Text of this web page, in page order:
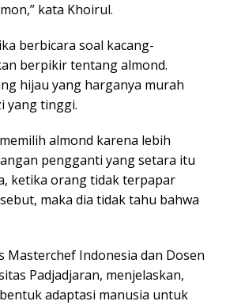
kata Khoirul.
berbicara soal kacang-
berpikir tentang almond.
hijau yang harganya murah
yang tinggi.
almond karena lebih
pengganti yang setara itu
ketika orang tidak terpapar
maka dia tidak tahu bahwa
Masterchef Indonesia dan Dosen
Padjadjaran, menjelaskan,
adaptasi manusia untuk